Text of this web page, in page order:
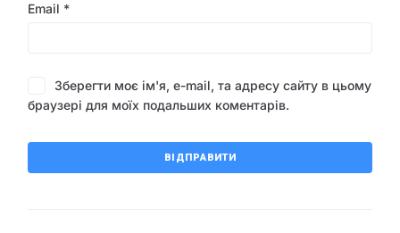
Email *
Зберегти моє ім'я, e-mail, та адресу сайту в цьому
браузері для моїх подальших коментарів.